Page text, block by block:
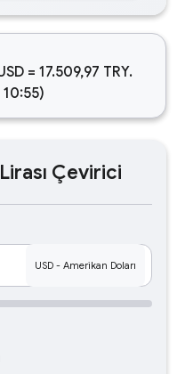
= 17.509,97 TRY.
Çevirici